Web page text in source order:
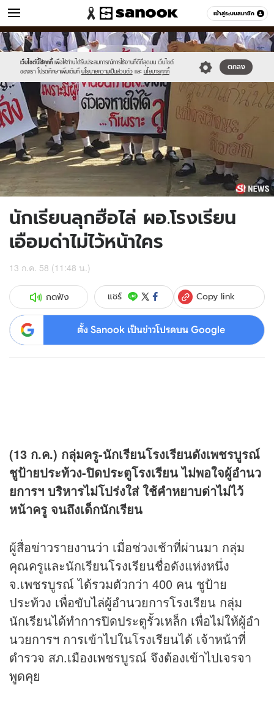
เข้าสู่ระบบสมาชิก
ข่าว หมวดอื่นๆ
เว็บไซต์นี้ใช้คุกกี้ เพื่อให้ท่านได้รับประสบการณ์การใช้งานที่ดีที่สุดบน เว็บไซต์
ของเรา โปรดศึกษาเพิ่มเติมที่ นโยบายความเป็นส่วนตัว และ นโยบายคุกกี้
ตกลง
Sanook
//s.isanook.com/sr/0/images/logo-
new-
sanook.png
600
60
//s.isanook.com/ns/0/ud/365/1828950/news10.jpg
นักเรียนลุกฮือไล่ ผอ.โรงเรียน
เอือมด่าไม่ไว้หน้าใคร
13 ก.ค. 58 (11:48 น.)
กดฟัง แชร์ Copy link
ตั้ง Sanook เป็นข่าวโปรดบน Google
(13 ก.ค.) กลุ่มครู-นักเรียนโรงเรียนดังเพชรบูรณ์
ชูป้ายประท้วง-ปิดประตูโรงเรียน ไม่พอใจผู้อำนว
ยการฯ บริหารไม่โปร่งใส่ ใช้คำหยาบด่าไม่ไว้
หน้าครู จนถึงเด็กนักเรียน
ผู้สื่อข่าวรายงานว่า เมื่อช่วงเช้าที่ผ่านมา กลุ่ม
คุณครูและนักเรียนโรงเรียนชื่อดังแห่งหนึ่ง
จ.เพชรบูรณ์ ได้รวมตัวกว่า 400 คน ชูป้าย
ประท้วง เพื่อขับไล่ผู้อำนวยการโรงเรียน กลุ่ม
นักเรียนได้ทำการปิดประตูรั้วเหล็ก เพื่อไม่ให้ผู้อำ
นวยการฯ การเข้าไปในโรงเรียนได้ เจ้าหน้าที่
ตำรวจ สภ.เมืองเพชรบูรณ์ จึงต้องเข้าไปเจรจา
พูดคุย